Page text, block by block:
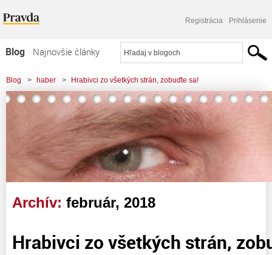
Registrácia Prihlásenie
Blog
Najnovšie články
Najčítanejšie články
Najkomentovanejšie články
Zoznam blogov
Komerčné blogy
Blog > haber > Hrabivci zo všetkých strán, zobuďte sa!
Archív: február, 2018
Hrabivci zo všetkých strán,